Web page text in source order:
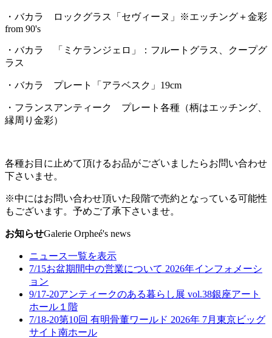
・バカラ ロックグラス「セヴィーヌ」※エッチング＋金彩
from 90's
・バカラ 「ミケランジェロ」：フルートグラス、クープグ
ラス
・バカラ プレート「アラベスク」19cm
・フランスアンティーク プレート各種（柄はエッチング、
縁周り金彩）
各種お目に止めて頂けるお品がございましたらお問い合わせ
下さいませ。
※中にはお問い合わせ頂いた段階で売約となっている可能性
もございます。予めご了承下さいませ。
お知らせGalerie Orpheé's news
ニュース一覧を表示
7/15お盆期間中の営業について 2026年インフォメーシ
ョン
9/17-20アンティークのある暮らし展 vol.38銀座アート
ホール１階
7/18-20第10回 有明骨董ワールド 2026年 7月 東京ビッグ
サイト南ホール